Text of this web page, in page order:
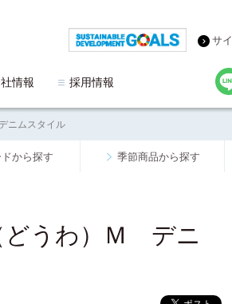
情報 採用情報
サ
ニムスタイル
から探す 季節商品から探す
どうわ）Ｍ デニ